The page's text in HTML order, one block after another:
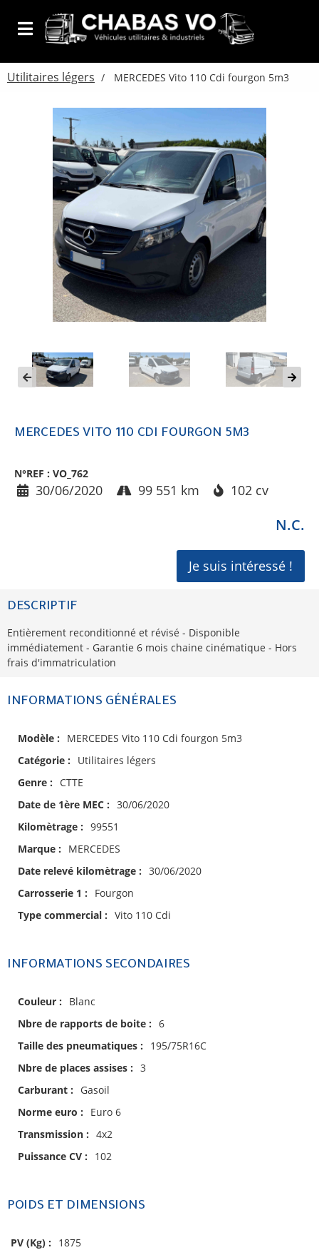
Utilitaires légers MERCEDES Vito 110 Cdi fourgon 5m3
MERCEDES VITO 110 CDI FOURGON 5M3
N°REF : VO_762
30/06/2020 99 551 km 102 cv
N.C.
Je suis intéressé !
DESCRIPTIF
Entièrement reconditionné et révisé - Disponible
immédiatement - Garantie 6 mois chaine cinématique - Hors
frais d'immatriculation
INFORMATIONS GÉNÉRALES
Modèle :
MERCEDES Vito 110 Cdi fourgon 5m3
Catégorie :
Utilitaires légers
Genre :
CTTE
Date de 1ère MEC : 30/06/2020
Kilomètrage : 99551
Marque :
MERCEDES
Date relevé kilomètrage : 30/06/2020
Carrosserie 1 :
Fourgon
Type commercial : Vito 110 Cdi
INFORMATIONS SECONDAIRES
Couleur :
Blanc
Nbre de rapports de boite : 6
Taille des pneumatiques :
195/75R16C
Nbre de places assises : 3
Carburant :
Gasoil
Norme euro :
Euro 6
Transmission : 4x2
Puissance CV :
102
POIDS ET DIMENSIONS
PV (Kg) :
1875